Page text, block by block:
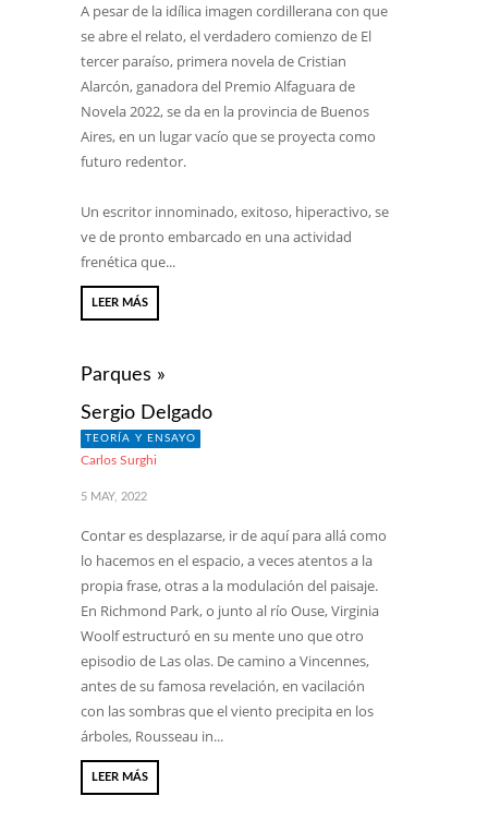
A pesar de la idílica imagen cordillerana con que
se abre el relato, el verdadero comienzo de El
tercer paraíso, primera novela de Cristian
Alarcón, ganadora del Premio Alfaguara de
Novela 2022, se da en la provincia de Buenos
Aires, en un lugar vacío que se proyecta como
futuro redentor.
Un escritor innominado, exitoso, hiperactivo, se
ve de pronto embarcado en una actividad
frenética que...
LEER MÁS
Parques »
Sergio Delgado
TEORÍA Y ENSAYO
Carlos Surghi
5 MAY, 2022
Contar es desplazarse, ir de aquí para allá como
lo hacemos en el espacio, a veces atentos a la
propia frase, otras a la modulación del paisaje.
En Richmond Park, o junto al río Ouse, Virginia
Woolf estructuró en su mente uno que otro
episodio de Las olas. De camino a Vincennes,
antes de su famosa revelación, en vacilación
con las sombras que el viento precipita en los
árboles, Rousseau in...
LEER MÁS